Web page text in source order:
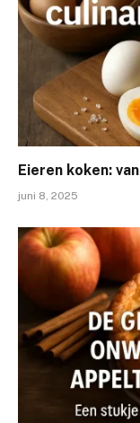
Eieren koken:
juni 8, 2025